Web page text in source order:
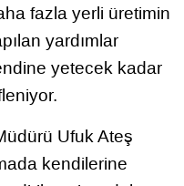
fazla yerli üretimin
yardımlar
yetecek kadar
Ufuk Ateş
kendilerine